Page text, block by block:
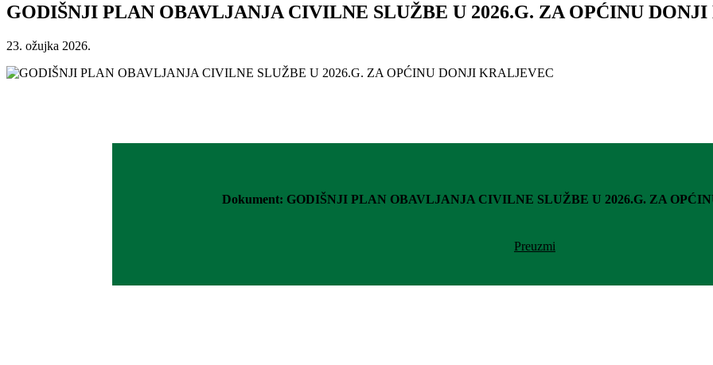
GODIŠNJI PLAN OBAVLJANJA CIVILNE SLUŽBE U 2026.G. ZA OPĆINU
23. ožujka 2026.
Dokument: GODIŠNJI PLAN OBAVLJANJA CIVILNE SLUŽBE U 2026.G. ZA
Preuzmi